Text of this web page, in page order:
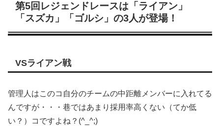
第5回レジェンドレースは「ライアン」
「スズカ」「ゴルシ」の3人が登場！
VSライアン戦
管理人はこのコ自分のチームの中距離メンバーに入れてる
んですが・・・巷ではあまり採用率高くない（てか低
い？）コですよね？(^_^;)